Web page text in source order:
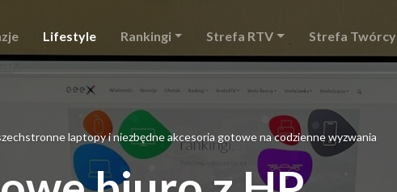
Lifestyle Rankingi Strefa RTV Strefa Twórcy
laptopy i niezbędne akcesoria gotowe na codzienne wyzwania